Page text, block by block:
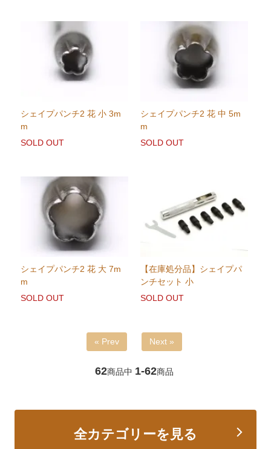
シェイプパンチ2 花 小 3m
m
SOLD OUT
シェイプパンチ2 花 中 5m
m
SOLD OUT
シェイプパンチ2 花 大 7m
m
SOLD OUT
【在庫処分品】シェイプパ
ンチセット 小
SOLD OUT
« Prev Next »
62商品中 1-62商品
全カテゴリーを見る